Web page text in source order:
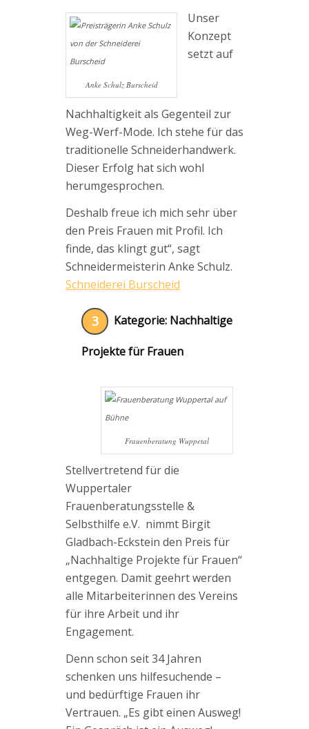
Anke Schulz Burscheid
Unser
Konzept
setzt auf
Nachhaltigkeit als Gegenteil zur
Weg-Werf-Mode. Ich stehe für das
traditionelle Schneiderhandwerk.
Dieser Erfolg hat sich wohl
herumgesprochen.
Deshalb freue ich mich sehr über
den Preis Frauen mit Profil. Ich
finde, das klingt gut“, sagt
Schneidermeisterin Anke Schulz.
Schneiderei Burscheid
3 Kategorie: Nachhaltige
Projekte für Frauen
Frauenberatung Wuppetal
Stellvertretend für die
Wuppertaler
Frauenberatungsstelle &
Selbsthilfe e.V. nimmt Birgit
Gladbach-Eckstein den Preis für
„Nachhaltige Projekte für Frauen“
entgegen. Damit geehrt werden
alle Mitarbeiterinnen des Vereins
für ihre Arbeit und ihr
Engagement.
Denn schon seit 34 Jahren
schenken uns hilfesuchende –
und bedürftige Frauen ihr
Vertrauen. „Es gibt einen Ausweg!